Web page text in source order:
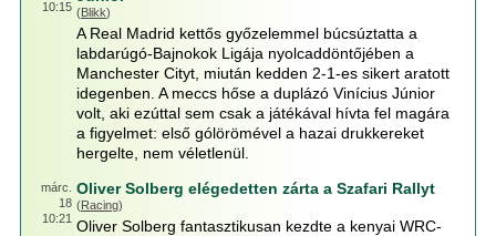
10:15 (Blikk)
A Real Madrid kettős győzelemmel búcsúztatta a
labdarúgó-Bajnokok Ligája nyolcaddöntőjében a
Manchester Cityt, miután kedden 2-1-es sikert aratott
idegenben. A meccs hőse a duplázó Vinícius Júnior
volt, aki ezúttal sem csak a játékával hívta fel magára
a figyelmet: első gólörömével a hazai drukkereket
hergelte, nem véletlenül.
márc.
18
10:21
Oliver Solberg elégedetten zárta a Szafari Rallyt
(Racing)
Oliver Solberg fantasztikusan kezdte a kenyai WRC-